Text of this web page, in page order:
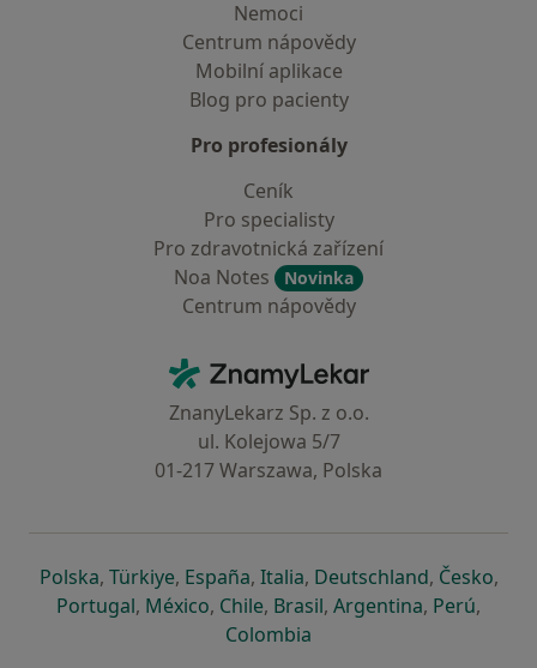
Nemoci
Centrum nápovědy
Mobilní aplikace
Blog pro pacienty
Pro profesionály
Ceník
Pro specialisty
Pro zdravotnická zařízení
Noa Notes
Novinka
Centrum nápovědy
ZnamyLekar - Hlavní stránka
ZnanyLekarz Sp. z o.o.
ul. Kolejowa 5/7
01-217 Warszawa, Polska
Polskase otevře v nové záložce
, Türkiyese otevře v nové záložce
, Españase otevře v nové záložce
, Italiase otevře v nové záložce
, Deutschlandse otevře v
, Českose
,
Portugalse otevře v nové záložce
, Méxicose otevře v nové záložce
, Chilese otevře v nové záložce
, Brasilse otevře v nové
, Argentinase otevře v
, Perúse
,
Colombia